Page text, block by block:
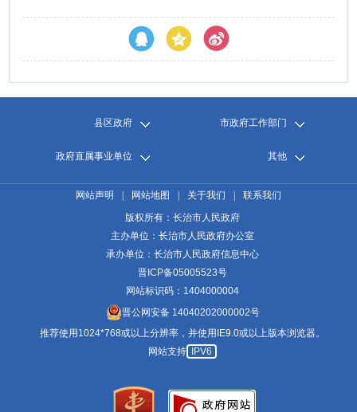
县区政府 市政府工作部门
政府直属事业单位 其他
网站声明 网站地图 关于我们
联系我们
版权所有：长治市人民政府
主办单位：长治市人民政府办公室
承办单位：长治市人民政府信息中心
晋ICP备05005523号
网站标识码：1404000004
晋公网安备 14040202000002号
推荐使用1024*768或以上分辨率，并使用IE9.0或以上版本浏览器。
网站支持
IPV6